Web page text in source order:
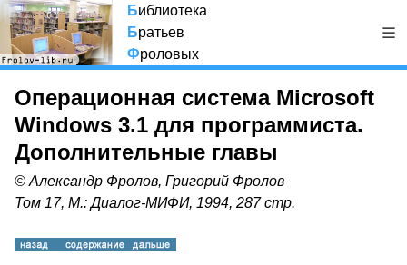
Библиотека
Братьев
Фроловых
Операционная система Microsoft
Windows 3.1 для программиста.
Дополнительные главы
© Александр Фролов, Григорий Фролов
Том 17, М.: Диалог-МИФИ, 1994, 287 стр.